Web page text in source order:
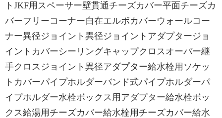
トJKF用スペーサー壁貫通チーズカバー平面チーズカ
バーフリーコーナー自在エルボカバーウォールコー
ナー異径ジョイント異径ジョイントアダプタージョ
イントカバーシーリングキャップクロスオーバー継
手クロスジョイント異径アダプター給水栓用ソケッ
トカバーパイプホルダーバンド式パイプホルダーパ
イプホルダー水栓ボックス用アダプター給水栓ボッ
クス給湯用チーズカバー給水栓用チーズカバー給水